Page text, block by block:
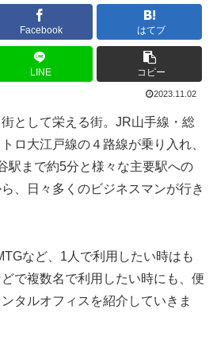
Facebook はてブ
LINE コピー
2023.11.02
として栄える街。JR山手線・総
ロ大江戸線の４路線が乗り入れ、
駅まで約5分と様々な主要駅への
、日々多くのビジネスマンが行き
など、1人で利用したい時はも
で複数名で利用したい時にも、便
タルオフィスを紹介していきま